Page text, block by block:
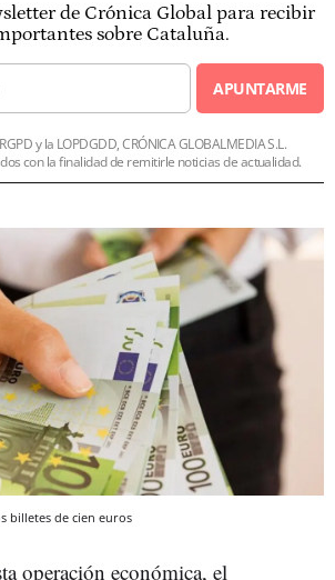
de Crónica Global para recibir
sobre Cataluña.
APUNTARME
y la LOPDGDD, CRÓNICA GLOBALMEDIA S.L.
con la finalidad de remitirle noticias de actualidad.
billetes de cien euros
operación económica, el